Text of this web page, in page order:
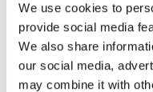
We use cookies to
provide social media
We also share
our social media,
may combine it with
Trustpilot
My English